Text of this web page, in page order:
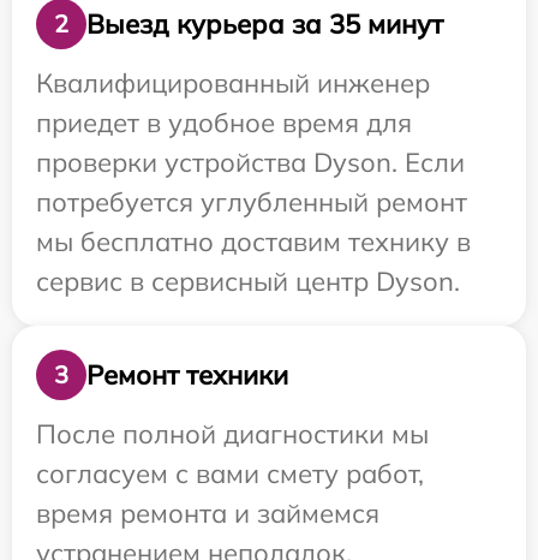
2
Выезд курьера за 35 минут
Квалифицированный инженер
приедет в удобное время для
проверки устройства Dyson. Если
потребуется углубленный ремонт
мы бесплатно доставим технику в
сервис в сервисный центр Dyson.
3
Ремонт техники
После полной диагностики мы
согласуем с вами смету работ,
время ремонта и займемся
устранением неполадок.